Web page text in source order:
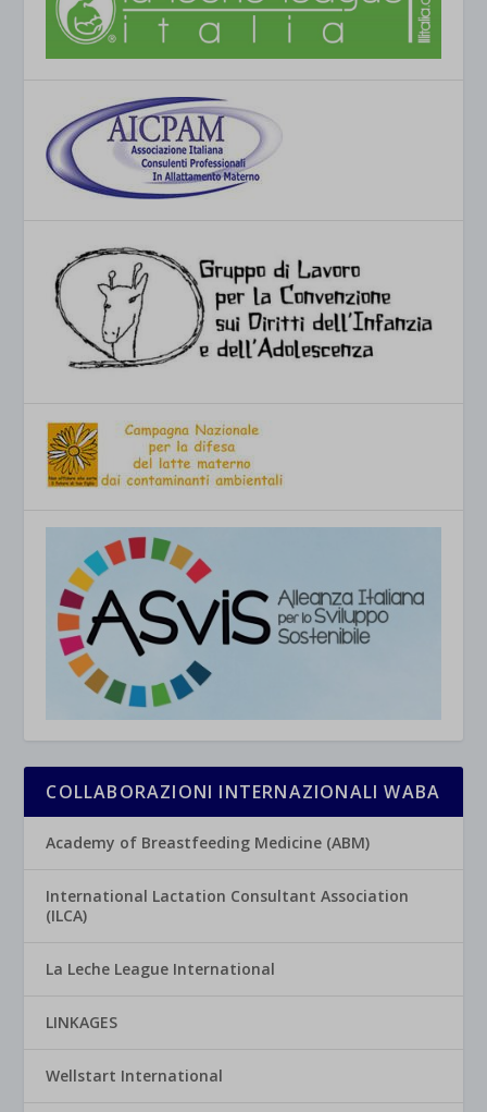
COLLABORAZIONI INTERNAZIONALI WABA
Academy of Breastfeeding Medicine (ABM)
International Lactation Consultant Association
(ILCA)
La Leche League International
LINKAGES
Wellstart International